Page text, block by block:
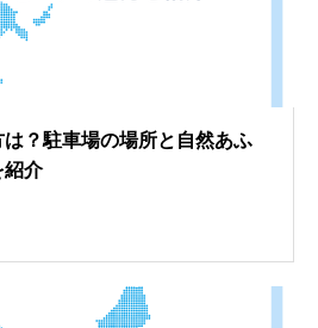
？駐車場の場所と自然あふ
紹介